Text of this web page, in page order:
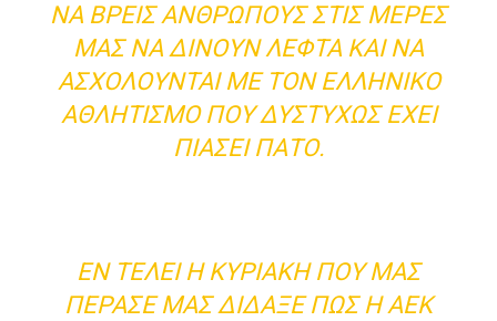
ΝΑ ΒΡΕΙΣ ΑΝΘΡΏΠΟΥΣ ΣΤΙΣ ΜΈΡΕΣ
ΜΑΣ ΝΑ ΔΊΝΟΥΝ ΛΕΦΤΆ ΚΑΙ ΝΑ
ΑΣΧΟΛΟΎΝΤΑΙ ΜΕ ΤΟΝ ΕΛΛΗΝΙΚΌ
ΑΘΛΗΤΙΣΜΌ ΠΟΥ ΔΥΣΤΥΧΏΣ ΈΧΕΙ
ΠΙΆΣΕΙ ΠΆΤΟ.
ΕΝ ΤΈΛΕΙ Η ΚΥΡΙΑΚΉ ΠΟΥ ΜΑΣ
ΠΈΡΑΣΕ ΜΑΣ ΔΊΔΑΞΕ ΠΩΣ Η ΑΕΚ